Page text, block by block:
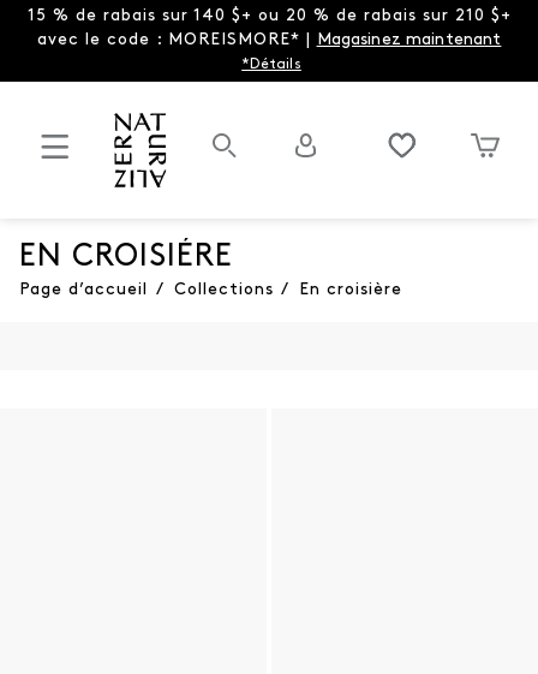
15 % de rabais sur 140 $+ ou 20 % de rabais sur 210 $+
avec le code : MOREISMORE* | Magasinez maintenant
*Détails
EN CROISIÉRE
Page d’accueil / Collections / En croisière